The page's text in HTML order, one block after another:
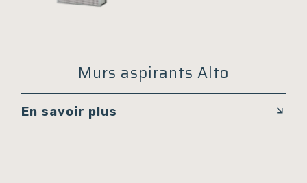
Murs aspirants Alto
En savoir plus